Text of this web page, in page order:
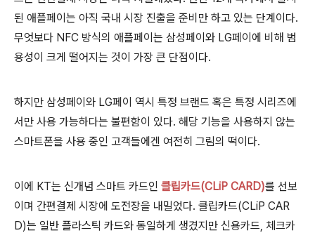
된 애플페이는 아직 국내 시장 진출을 준비만 하고 있는 단계이다.
무엇보다 NFC 방식의 애플페이는 삼성페이와 LG페이에 비해 범
용성이 크게 떨어지는 것이 가장 큰 단점이다.
하지만 삼성페이와 LG페이 역시 특정 브랜드 혹은 특정 시리즈에
서만 사용 가능하다는 불편함이 있다. 해당 기능을 사용하지 않는
스마트폰을 사용 중인 고객들에겐 여전히 그림의 떡이다.
이에 KT는 신개념 스마트 카드인 클립카드(CLiP CARD)를 선보
이며 간편결제 시장에 도전장을 내밀었다. 클립카드(CLiP CAR
D)는 일반 플라스틱 카드와 동일하게 생겼지만 신용카드, 체크카